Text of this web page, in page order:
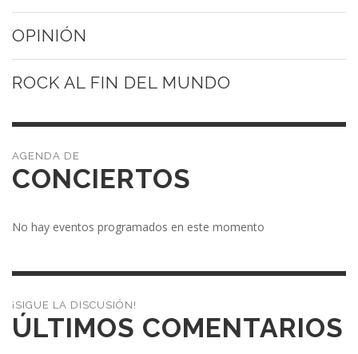
OPINIÓN
ROCK AL FIN DEL MUNDO
CONCIERTOS
No hay eventos programados en este momento
¡SIGUE LA DISCUSIÓN!
ÚLTIMOS COMENTARIOS